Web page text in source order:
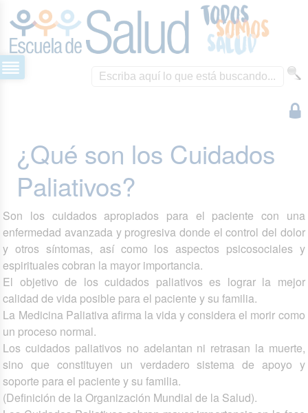
¿Qué son los Cuidados
Paliativos?
Son los cuidados apropiados para el paciente con una
enfermedad avanzada y progresiva donde el control del dolor
y otros síntomas, así como los aspectos psicosociales y
espirituales cobran la mayor importancia.
El objetivo de los cuidados paliativos es lograr la mejor
calidad de vida posible para el paciente y su familia.
La Medicina Paliativa afirma la vida y considera el morir como
un proceso normal.
Los cuidados paliativos no adelantan ni retrasan la muerte,
sino que constituyen un verdadero sistema de apoyo y
soporte para el paciente y su familia.
(Definición de la Organización Mundial de la Salud).